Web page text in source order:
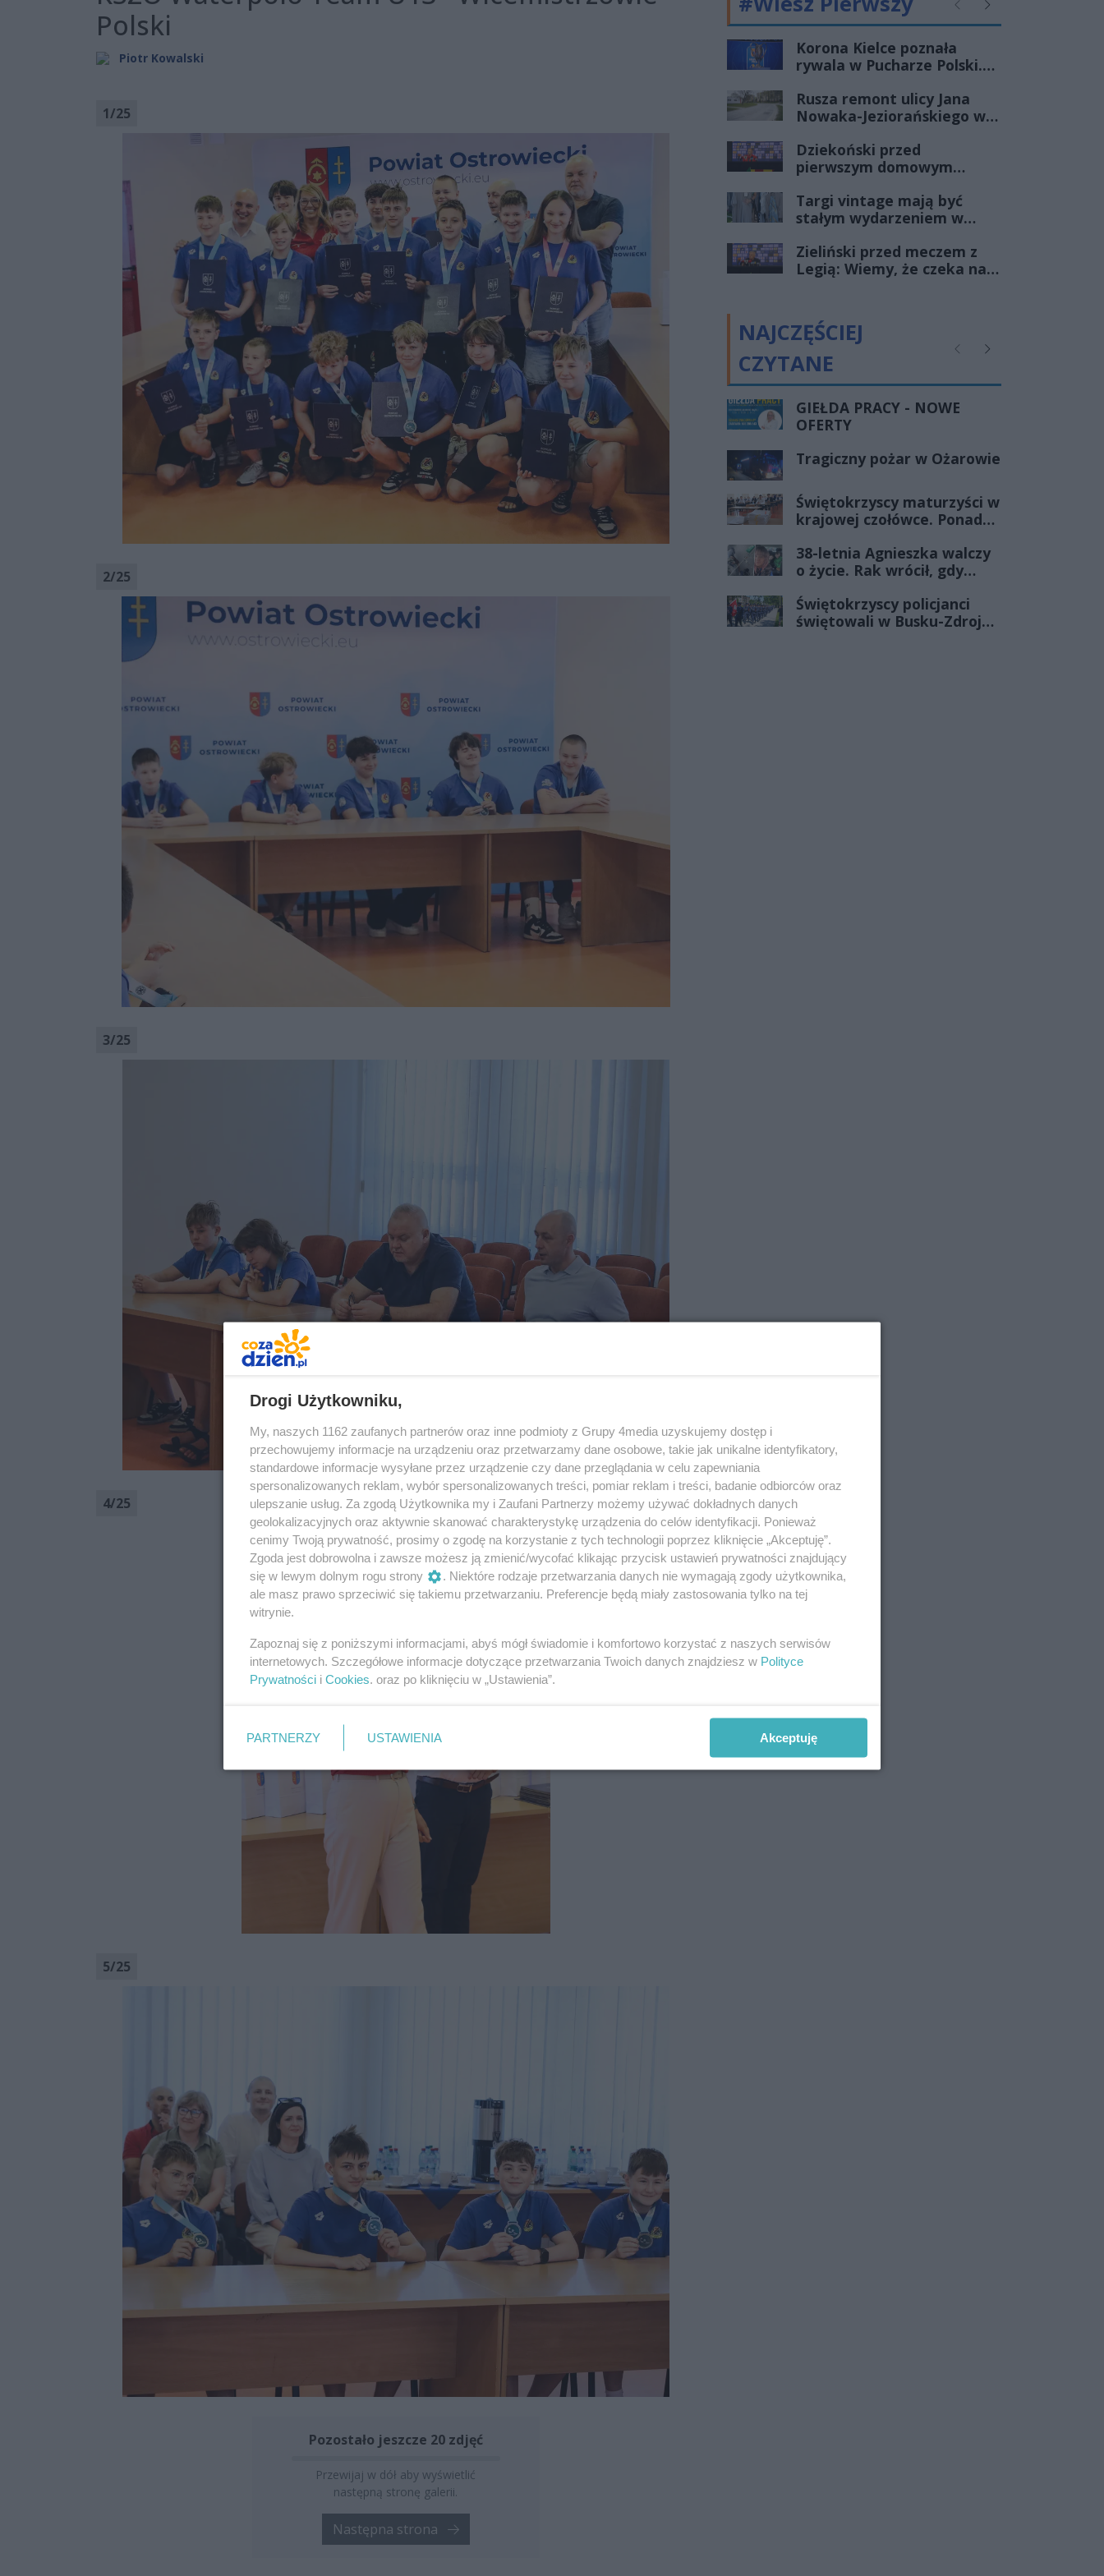
Polski
Piotr Kowalski
1/25
2/25
3/25
4/25
5/25
Pozostało jeszcze 20 zdjęć
Przewijaj w dół aby wyświetlić
następną stronę galerii.
Następna strona
PoprzednieNastępne
Korona Kielce poznała
rywala w Pucharze Polski.
do Łodzi, a rezerwy zagrają
z Radomiakiem
Rusza remont ulicy Jana
Nowaka-Jeziorańskiego w
czekają utrudnienia
Dziekoński przed
pierwszym domowym
być otwarty mecz, ale
niekoniecznie taki, w
Targi vintage mają być
stałym wydarzeniem w
Zieliński przed meczem z
Legią: Wiemy, że czeka nas
NAJCZĘŚCIEJ
CZYTANE
PoprzednieNastępne
GIEŁDA PRACY - NOWE
OFERTY
Tragiczny pożar w Ożarowie
Świętokrzyscy maturzyści w
krajowej czołówce. Ponad
pierwszym terminie
38-letnia Agnieszka walczy
o życie. Rak wrócił, gdy
już minęło
Świętokrzyscy policjanci
świętowali w Busku-Zdroju.
Drogi Użytkowniku,
My, naszych 1162 zaufanych partnerów oraz inne podmioty z Grupy 4media uzyskujemy dostęp i
przechowujemy informacje na urządzeniu oraz przetwarzamy dane osobowe, takie jak unikalne identyfikatory,
standardowe informacje wysyłane przez urządzenie czy dane przeglądania w celu zapewniania
spersonalizowanych reklam, wybór spersonalizowanych treści, pomiar reklam i treści, badanie odbiorców oraz
ulepszanie usług. Za zgodą Użytkownika my i Zaufani Partnerzy możemy używać dokładnych danych
geolokalizacyjnych oraz aktywnie skanować charakterystykę urządzenia do celów identyfikacji. Ponieważ
cenimy Twoją prywatność, prosimy o zgodę na korzystanie z tych technologii poprzez kliknięcie „Akceptuję”.
Zgoda jest dobrowolna i zawsze możesz ją zmienić/wycofać klikając przycisk ustawień prywatności znajdujący
się w lewym dolnym rogu strony
. Niektóre rodzaje przetwarzania danych nie wymagają zgody użytkownika,
ale masz prawo sprzeciwić się takiemu przetwarzaniu. Preferencje będą miały zastosowania tylko na tej
witrynie.
Zapoznaj się z poniższymi informacjami, abyś mógł świadomie i komfortowo korzystać z naszych serwisów
internetowych. Szczegółowe informacje dotyczące przetwarzania Twoich danych znajdziesz w Polityce
Prywatności i Cookies. oraz po kliknięciu w „Ustawienia”.
PARTNERZY USTAWIENIA Akceptuję